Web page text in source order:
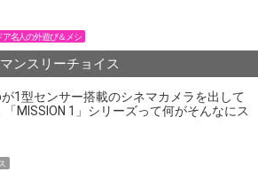
ア名人の外遊び＆メシ
マンスリーチョイス
1型センサー搭載のシネマカメラを出して
「MISSION 1」シリーズって何がそんなにス